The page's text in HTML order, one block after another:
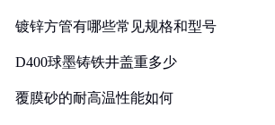
镀锌方管有哪些常见规格和型号
D400球墨铸铁井盖重多少
覆膜砂的耐高温性能如何